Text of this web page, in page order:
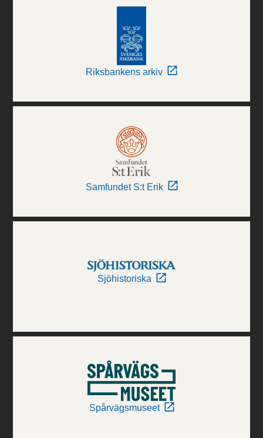
Riksbankens arkiv
Samfundet S:t Erik
Sjöhistoriska
Spårvägsmuseet